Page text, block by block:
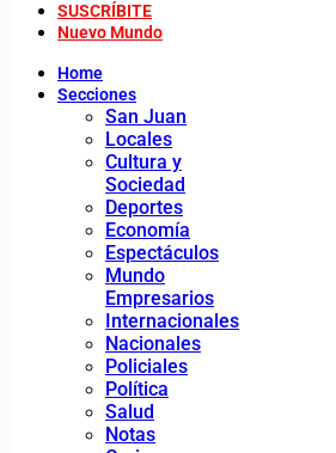
SUSCRÍBITE
Nuevo Mundo
Home
Secciones
San Juan
Locales
Cultura y
Sociedad
Deportes
Economía
Espectáculos
Mundo
Empresarios
Internacionales
Nacionales
Policiales
Política
Salud
Notas